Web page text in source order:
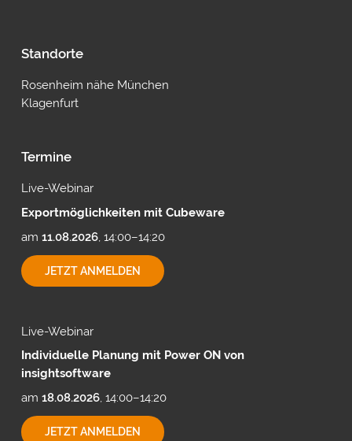
Standorte
Rosenheim nähe München
Klagenfurt
Termine
Live-Webinar
Exportmöglichkeiten mit Cubeware
am 11.08.2026, 14:00–14:20
JETZT ANMELDENEXPORTMÖGLICHKEITEN
MIT
Live-Webinar
Individuelle Planung mit Power ON von
insightsoftware
am 18.08.2026, 14:00–14:20
JETZT ANMELDENINDIVIDUELLE